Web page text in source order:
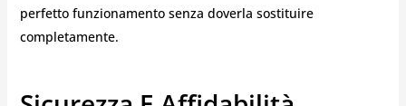
perfetto funzionamento senza doverla sostituire
completamente.